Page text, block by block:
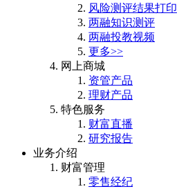
风险测评结果打印
两融知识测评
两融投教视频
更多>>
网上商城
资管产品
理财产品
特色服务
财富直播
研究报告
业务介绍
财富管理
零售经纪